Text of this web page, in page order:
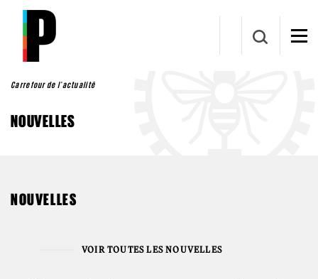
Aller au contenu principal
Carrefour de l'actualité
NOUVELLES
NOUVELLES
VOIR TOUTES LES NOUVELLES